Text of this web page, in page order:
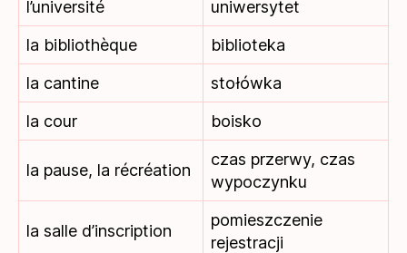
l’université
uniwersytet
la bibliothèque
biblioteka
la cantine
stołówka
la cour
boisko
la pause, la récréation
czas przerwy, czas
wypoczynku
la salle d’inscription
pomieszczenie
rejestracji